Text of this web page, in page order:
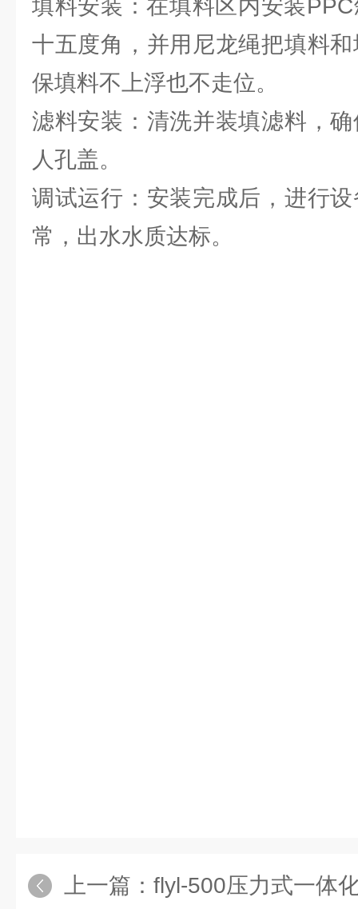
填料安装：在填料区内安装
十五度角，并用尼龙绳把填料
保填料不上浮也不走位。
滤料安装：清洗并装填滤料，
人孔盖。
调试运行：安装完成后，进行
常，出水水质达标。
上一篇： flyl-500压力式一体